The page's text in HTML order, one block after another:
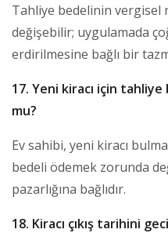
Tahliye bedelinin
değişebilir; uygulamada
erdirilmesine bağlı bir
17. Yeni kiracı için
mu?
Ev sahibi, yeni kiracı
bedeli ödemek zorunda
pazarlığına bağlıdır.
18. Kiracı çıkış tarihini